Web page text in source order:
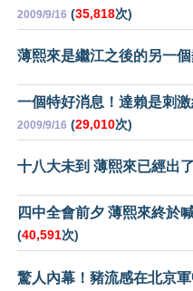
2009/9/16 (35,818次)
薄熙來是繼江之後的另一
一個特好消息！達賴是刺
2009/9/16 (29,010次)
十八大未到 薄熙來已經出
四中全會前夕 薄熙來終於
(40,591次)
驚人內幕！豬流感在北京